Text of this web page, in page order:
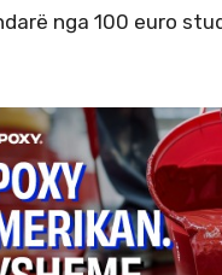
nga 100 euro